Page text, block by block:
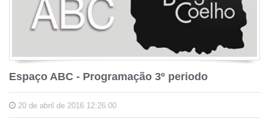
Espaço ABC - Programação 3º periodo
20 de abril de 2016 12:26:00